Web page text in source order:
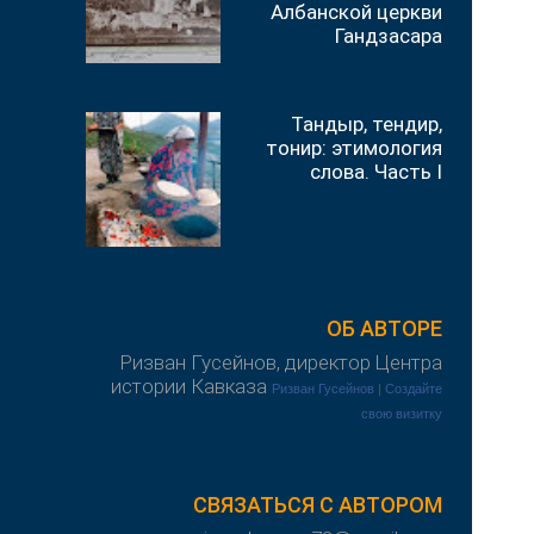
Албанской церкви
Гандзасара
Тандыр, тендир,
тонир: этимология
слова. Часть I
ОБ АВТОРЕ
Ризван Гусейнов, директор Центра
истории Кавказа Ризван Гусейнов | Создайте
свою визитку
СВЯЗАТЬСЯ С АВТОРОМ